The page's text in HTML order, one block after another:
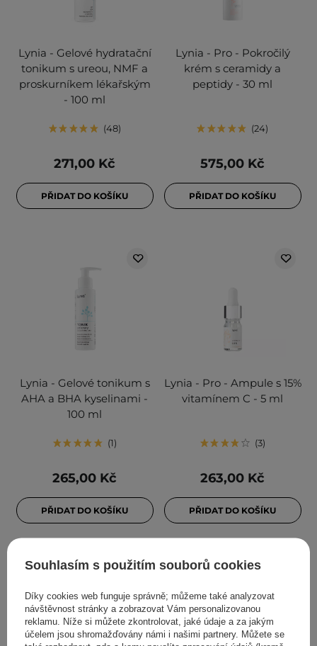
Lynia - Gelové hydratační
tonikum s ureou, NMF a
proskurníkem lékařským
- 100 ml
48
271,00 Kč
PŘIDAT DO KOŠÍKU
Lynia - Pro - Pokročilý
krém s ceramidy a
peptidy - 30 ml
24
575,00 Kč
PŘIDAT DO KOŠÍKU
Lynia - Gelové tonikum s
AHA a BHA kyselinami -
100 ml
1
265,00 Kč
PŘIDAT DO KOŠÍKU
Lynia - Pro - Ampule s 15%
vitamínem C - 5 ml
3
263,00 Kč
PŘIDAT DO KOŠÍKU
Souhlasím s použitím souborů cookies
Díky cookies web funguje správně; můžeme také analyzovat
návštěvnost stránky a zobrazovat Vám personalizovanou
reklamu. Níže si můžete zkontrolovat, jaké údaje a za jakým
účelem jsou shromažďovány námi i našimi partnery. Můžete se